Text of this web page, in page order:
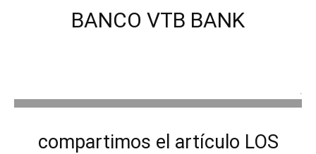
BANCO VTB BANK
.
compartimos el artículo LOS